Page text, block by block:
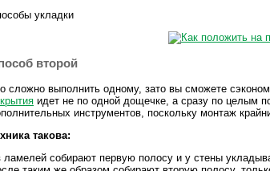
укладки
второй
сложно выполнить одному, зато вы сможете
идет не по одной дощечке, а сразу по целым
инструментов, поскольку монтаж
такова:
ламелей собирают первую полосу и у стены